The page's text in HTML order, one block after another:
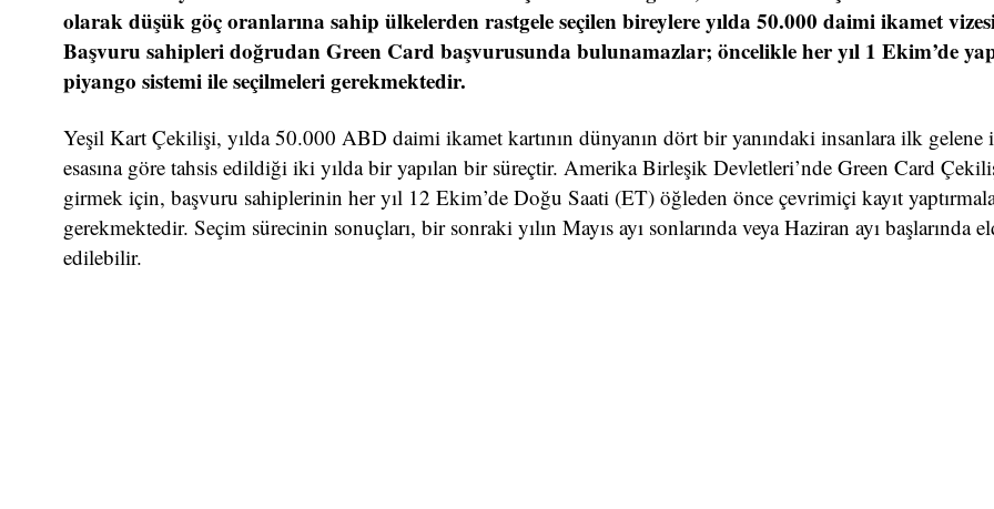
olarak düşük göç oranlarına sahip ülkelerden rastgele seçilen bireylere yılda 50.000 daimi ikamet
Başvuru sahipleri doğrudan Green Card başvurusunda bulunamazlar; öncelikle her yıl 1 Ekim’de
piyango sistemi ile seçilmeleri gerekmektedir.
Yeşil Kart Çekilişi, yılda 50.000 ABD daimi ikamet kartının dünyanın dört bir yanındaki insanlara ilk gelene
esasına göre tahsis edildiği iki yılda bir yapılan bir süreçtir. Amerika Birleşik Devletleri’nde Green Card
girmek için, başvuru sahiplerinin her yıl 12 Ekim’de Doğu Saati (ET) öğleden önce çevrimiçi kayıt
gerekmektedir. Seçim sürecinin sonuçları, bir sonraki yılın Mayıs ayı sonlarında veya Haziran ayı başlarında
edilebilir.